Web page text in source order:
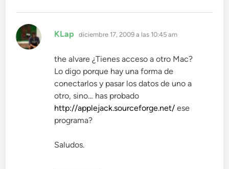
KLap dice:
diciembre 17, 2009 a las 10:45 am
the alvare ¿Tienes acceso a otro Mac?
Lo digo porque hay una forma de
conectarlos y pasar los datos de uno a
otro, sino… has probado
http://applejack.sourceforge.net/ ese
programa?
Saludos.